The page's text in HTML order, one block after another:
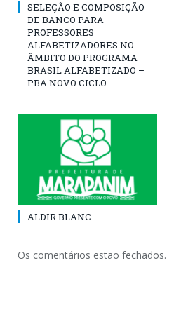
SELEÇÃO E COMPOSIÇÃO
DE BANCO PARA
PROFESSORES
ALFABETIZADORES NO
ÂMBITO DO PROGRAMA
BRASIL ALFABETIZADO –
PBA NOVO CICLO
ALDIR BLANC
Os comentários estão fechados.